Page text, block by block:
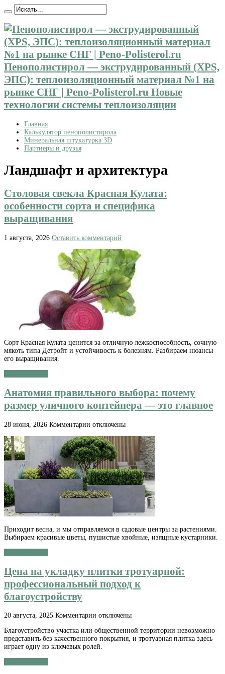
Пенополистирол — экструдированный (XPS,
ЭПС): теплоизоляционный материал №1 на
рынке СНГ | Peno-Polisterol.ru Новые
технологии системы теплоизоляции
Главная
Калькулятор пенополистирола
Минеральная штукатурка 3D
Партнеры и друзья
Ландшафт и архитектура
Столовая свекла Красная Кулата:
особенности сорта и специфика
выращивания
1 августа, 2026 Оставить комментарий
Сорт Красная Кулата ценится за отличную лежкоспособность, сочную
мякоть типа Детройт и устойчивость к болезням. Разбираем нюансы
его выращивания.
Анатомия правильного выбора: почему
размер уличного контейнера — это главное
28 июня, 2026 Комментарии к
Анатомия
правильного
выбора:
почему
размер
уличного
контейнера
—
главное
отключены
Приходит весна, и мы отправляемся в садовые центры за растениями.
Выбираем красивые цветы, пушистые хвойные, изящные кустарники.
Цена на укладку плитки тротуарной:
профессиональный подход к
благоустройству
20 августа, 2025 Комментарии к
Цена
на
укладку
отключены
Благоустройство участка или общественной территории невозможно
представить без качественного покрытия, и тротуарная плитка здесь
играет одну из ключевых ролей.